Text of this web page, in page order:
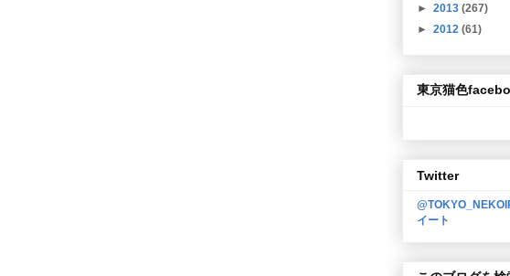
► 2013 (267)
► 2012 (61)
東京猫色
Twitter
イート